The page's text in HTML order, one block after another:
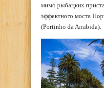
мимо рыбацких
эффектного моста
(Portinho da Arrabida).